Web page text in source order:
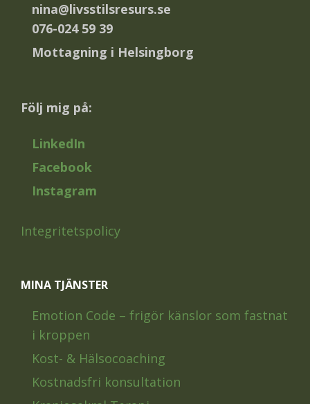
nina@livsstilsresurs.se
076-024 59 39
Mottagning i Helsingborg
Följ mig på:
LinkedIn
Facebook
Instagram
Integritetspolicy
MINA TJÄNSTER
Emotion Code – frigör känslor som fastnat
i kroppen
Kost- & Hälsocoaching
Kostnadsfri konsultation